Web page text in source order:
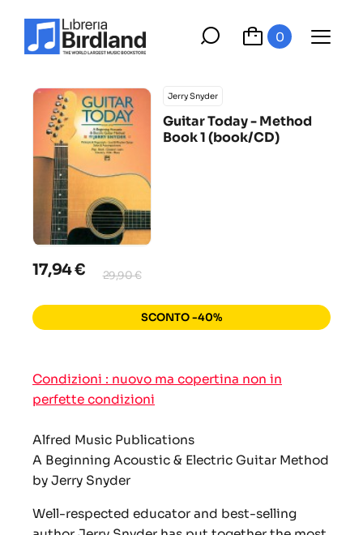
0
Jerry Snyder
Guitar Today - Method
Book 1 (book/CD)
17,94 € 29,90 €
SCONTO -40%
Condizioni : nuovo ma copertina non in
perfette condizioni
Alfred Music Publications
A Beginning Acoustic & Electric Guitar Method
by Jerry Snyder
Well-respected educator and best-selling